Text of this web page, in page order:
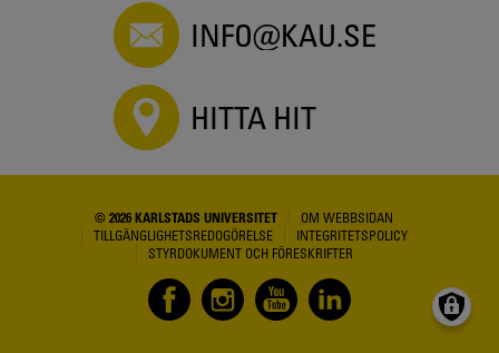
INFO@KAU.SE
HITTA HIT
© 2026 KARLSTADS UNIVERSITET
OM WEBBSIDAN
TILLGÄNGLIGHETSREDOGÖRELSE
INTEGRITETSPOLICY
STYRDOKUMENT OCH FÖRESKRIFTER